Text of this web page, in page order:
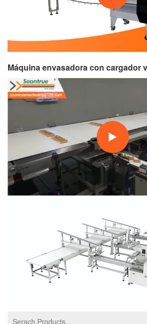
Máquina envasadora con cargador